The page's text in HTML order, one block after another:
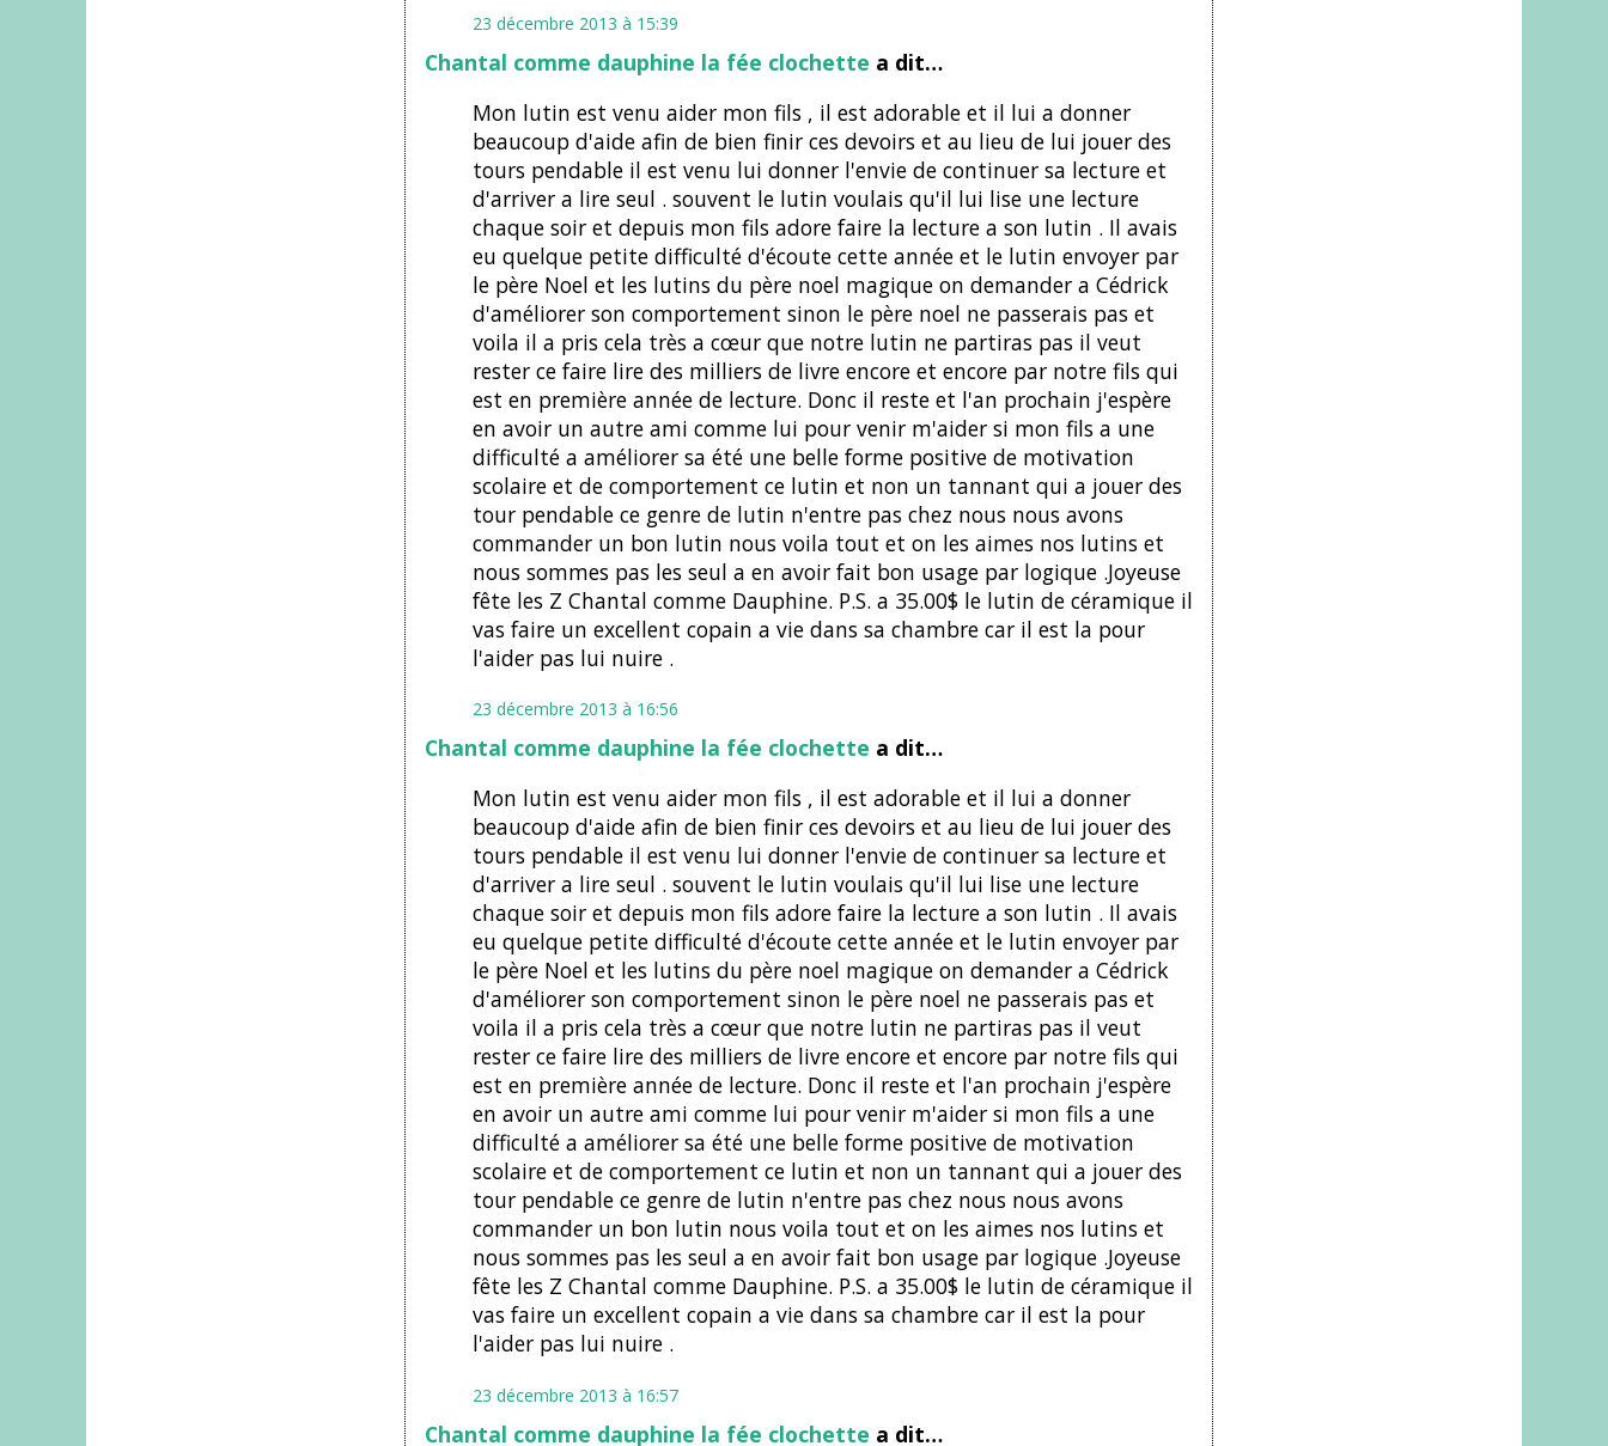
23 décembre 2013 à 15:39
Chantal comme dauphine la fée clochette a dit…
Mon lutin est venu aider mon fils , il est adorable et il lui a donner
beaucoup d'aide afin de bien finir ces devoirs et au lieu de lui jouer des
tours pendable il est venu lui donner l'envie de continuer sa lecture et
d'arriver a lire seul . souvent le lutin voulais qu'il lui lise une lecture
chaque soir et depuis mon fils adore faire la lecture a son lutin . Il avais
eu quelque petite difficulté d'écoute cette année et le lutin envoyer par
le père Noel et les lutins du père noel magique on demander a Cédrick
d'améliorer son comportement sinon le père noel ne passerais pas et
voila il a pris cela très a cœur que notre lutin ne partiras pas il veut
rester ce faire lire des milliers de livre encore et encore par notre fils qui
est en première année de lecture. Donc il reste et l'an prochain j'espère
en avoir un autre ami comme lui pour venir m'aider si mon fils a une
difficulté a améliorer sa été une belle forme positive de motivation
scolaire et de comportement ce lutin et non un tannant qui a jouer des
tour pendable ce genre de lutin n'entre pas chez nous nous avons
commander un bon lutin nous voila tout et on les aimes nos lutins et
nous sommes pas les seul a en avoir fait bon usage par logique .Joyeuse
fête les Z Chantal comme Dauphine. P.S. a 35.00$ le lutin de céramique il
vas faire un excellent copain a vie dans sa chambre car il est la pour
l'aider pas lui nuire .
23 décembre 2013 à 16:56
Chantal comme dauphine la fée clochette a dit…
Mon lutin est venu aider mon fils , il est adorable et il lui a donner
beaucoup d'aide afin de bien finir ces devoirs et au lieu de lui jouer des
tours pendable il est venu lui donner l'envie de continuer sa lecture et
d'arriver a lire seul . souvent le lutin voulais qu'il lui lise une lecture
chaque soir et depuis mon fils adore faire la lecture a son lutin . Il avais
eu quelque petite difficulté d'écoute cette année et le lutin envoyer par
le père Noel et les lutins du père noel magique on demander a Cédrick
d'améliorer son comportement sinon le père noel ne passerais pas et
voila il a pris cela très a cœur que notre lutin ne partiras pas il veut
rester ce faire lire des milliers de livre encore et encore par notre fils qui
est en première année de lecture. Donc il reste et l'an prochain j'espère
en avoir un autre ami comme lui pour venir m'aider si mon fils a une
difficulté a améliorer sa été une belle forme positive de motivation
scolaire et de comportement ce lutin et non un tannant qui a jouer des
tour pendable ce genre de lutin n'entre pas chez nous nous avons
commander un bon lutin nous voila tout et on les aimes nos lutins et
nous sommes pas les seul a en avoir fait bon usage par logique .Joyeuse
fête les Z Chantal comme Dauphine. P.S. a 35.00$ le lutin de céramique il
vas faire un excellent copain a vie dans sa chambre car il est la pour
l'aider pas lui nuire .
23 décembre 2013 à 16:57
Chantal comme dauphine la fée clochette a dit…